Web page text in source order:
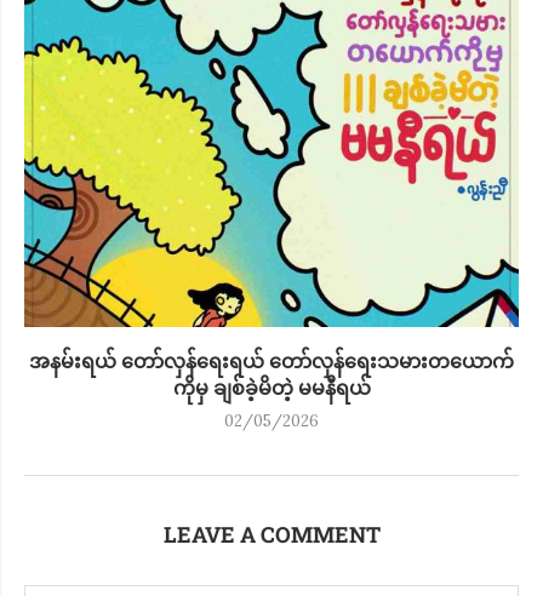
အနမ်းရယ် တော်လှန်ရေးရယ် တော်လှန်ရေးသမားတယောက်
ကိုမှ ချစ်ခဲ့မိတဲ့ မမနီရယ်
02/05/2026
LEAVE A COMMENT